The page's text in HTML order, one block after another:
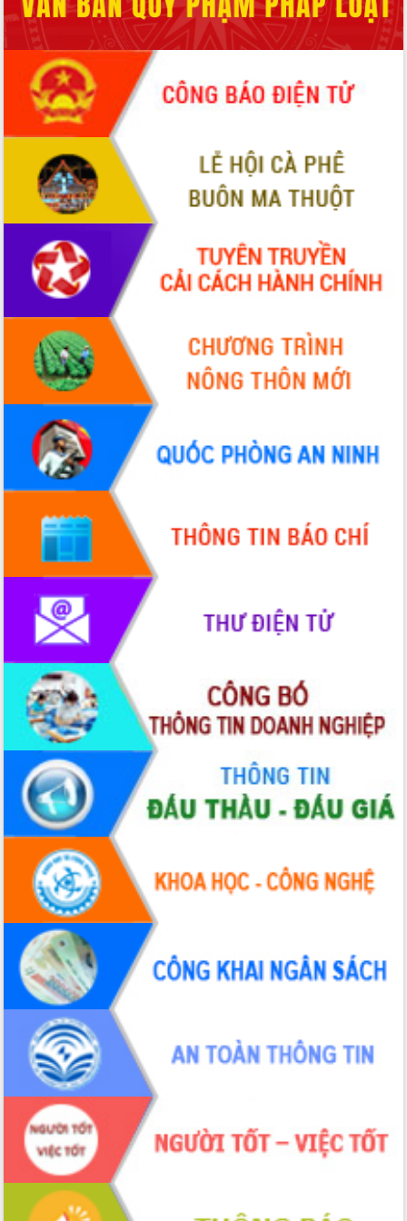
Thứ trưởng Bộ Y tế làm việc với tỉnh
Đắk Lắk về phát triển nhân lực y tế
cho trạm y tế cấp xã
Du lịch Đắk Lắk nâng tầm trải nghiệm
du khách thông qua Hệ thống cơ sở dữ
liệu và Bản đồ số
Tập huấn ứng dụng trí tuệ nhân tạo (AI)
trong thương mại điện tử năm 2026
Đoàn đại biểu Quốc hội tỉnh Đắk Lắk
trao đổi thông tin trước Kỳ họp thứ
nhất, Quốc hội khóa XVI
Quyết liệt cải cách hành chính, khơi
thông nguồn lực phát triển
Nâng cao hiệu lực, hiệu quả HĐND
tỉnh thông qua hiện đại hóa hành chính
Xã Ea Phê gắn cải cách hành chính với
chuyển đổi số
Phó Chủ tịch Thường trực UBND tỉnh
Hồ Thị Nguyên Thảo làm việc tại Trung
tâm Phục vụ hành chính công xã Ea
Phê
Xây dựng nền hành chính số đồng
hành cùng nông dân dân, doanh nghiệp
Giai đoạn 2026-2030, Đắk Lắk phấn
đấu có 77% xã đạt chuẩn nông thôn
Chuyển đổi số 'mở đường' cho nông
nghiệp Đắk Lắk tăng trưởng bứt phá
Triển khai đồng bộ đo đạc, lập hồ sơ
địa chính, hoàn thiện cơ sở dữ liệu đất
Ứng dụng sinh trắc học - Bước tiến
trong hành trình chuyển đổi số tại Đắk
Lắk
Đắk Lắk nâng cao hiệu quả công tác
Đảng từ Sổ tay đảng viên điện tử
Đắk Lắk đẩy mạnh nuôi biển công
nghệ, hướng tới phát triển thủy sản
bền vững
Tập huấn nâng cao năng lực triển khai
chuyển đổi số cho cán bộ, công chức
cấp xã
Đắk Lắk phát động hưởng ứng Ngày
Quyền của người tiêu dùng Việt Nam
2026
Đẩy mạnh cải cách hành chính, quyết
tâm đạt được mục tiêu tăng trưởng
hai con số trong năm 2026
Tổ chức trang trọng Lễ hội Đền thờ
Lương Văn Chánh năm 2026
Phó Bí thư Tỉnh ủy Đắk Lắk Đỗ Hữu
Huy giữ chức Bí thư Đảng ủy Ủy Ban
Nhân dân tỉnh
Bệnh án điện tử thúc đẩy chuyển đổi
số y tế tại Đắk Lắk
Chuyển đổi số thư viện: Mở rộng
không gian tri thức trong thời đại số
Đánh giá, rút kinh nghiệm công tác tổ
chức diễn tập trước ngày bầu cử
Chương trình “Gặp gỡ hữu nghị –
Friendship Meeting New Year 2026”